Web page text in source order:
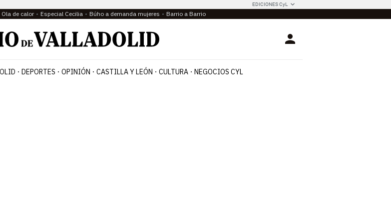
EDICIONES CyL
Ola de calor Especial Cecilia Búho a demanda mujeres Barrio a Barrio
Login
DEPORTES OPINIÓN CASTILLA Y LEÓN CULTURA NEGOCIOS CYL